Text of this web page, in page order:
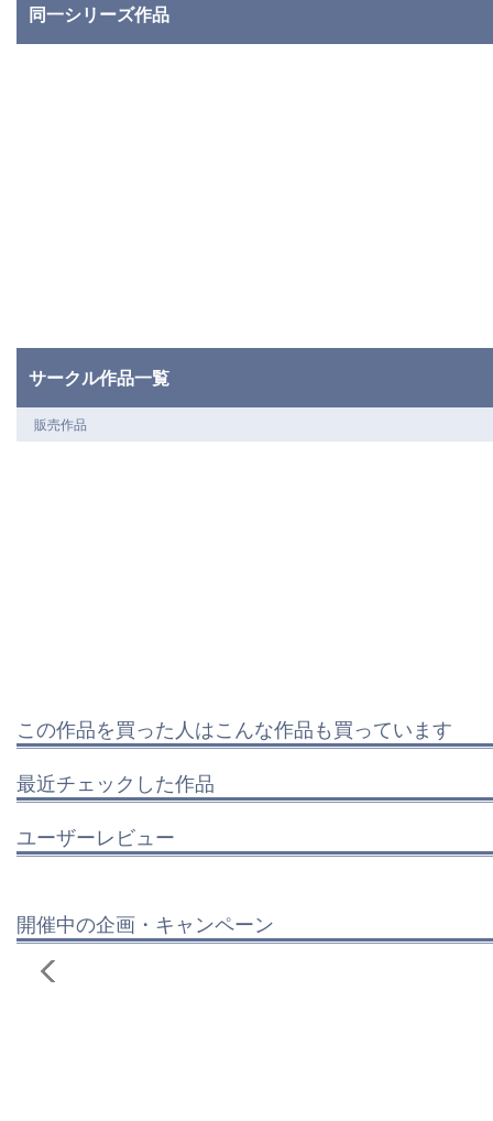
同一シリーズ作品
サークル作品一覧
販売作品
この作品を買った人はこんな作品も買っています
最近チェックした作品
ユーザーレビュー
開催中の企画・キャンペーン